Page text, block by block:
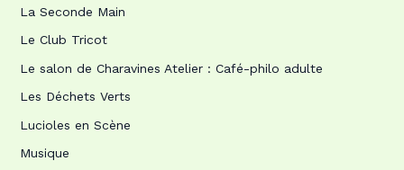
La Seconde Main
Le Club Tricot
Le salon de Charavines Atelier : Café-philo adulte
Les Déchets Verts
Lucioles en Scène
Musique